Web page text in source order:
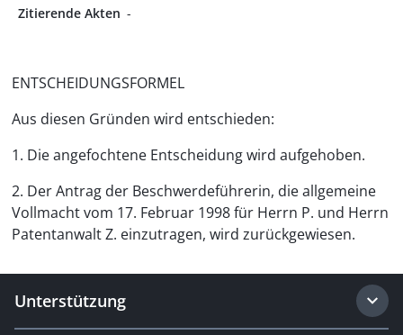
Zitierende Akten -
ENTSCHEIDUNGSFORMEL
Aus diesen Gründen wird entschieden:
1. Die angefochtene Entscheidung wird aufgehoben.
2. Der Antrag der Beschwerdeführerin, die allgemeine
Vollmacht vom 17. Februar 1998 für Herrn P. und Herrn
Patentanwalt Z. einzutragen, wird zurückgewiesen.
Unterstützung